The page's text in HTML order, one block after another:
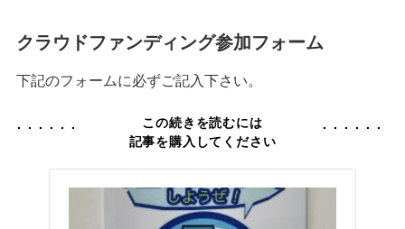
クラウドファンディング参加フォーム
下記のフォームに必ずご記入下さい。
この続きを読むには
記事を購入してください